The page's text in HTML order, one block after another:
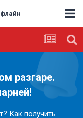
разгаре.
Как получить